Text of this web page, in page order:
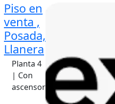
Piso en
venta ,
Posada,
Llanera
Planta 4
| Con
ascensor